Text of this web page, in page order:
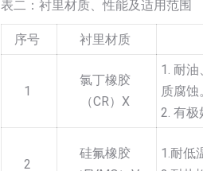
表二：衬里材质、性能及适用范围
序号 衬里材质
1
氯丁橡胶
（CR）X
1. 耐
质腐蚀
2. 有极
2
硅氟橡胶
1.耐低